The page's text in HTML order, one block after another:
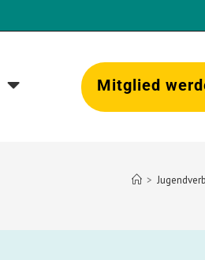
Mitglied
>